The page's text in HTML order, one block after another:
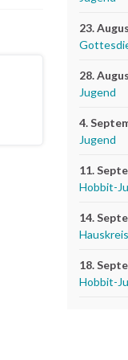
23.
28.
Jugend
4.
Jugend
11.
Hobbit-
14.
18.
Hobbit-